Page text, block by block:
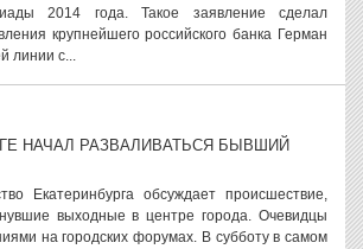
2014 года. Такое заявление сделал
крупнейшего российского банка Герман
линии с...
НАЧАЛ РАЗВАЛИВАТЬСЯ БЫВШИЙ
Екатеринбурга обсуждает происшествие,
выходные в центре города. Очевидцы
на городских форумах. В субботу в самом